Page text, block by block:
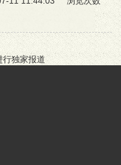
行独家报道